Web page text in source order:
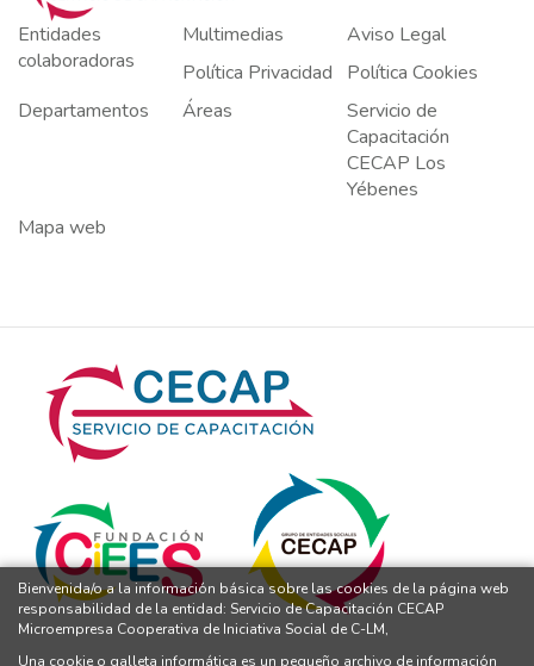
Entidades
colaboradoras
Multimedias
Aviso Legal
Política Privacidad
Política Cookies
Departamentos
Áreas
Servicio de
Capacitación
CECAP Los
Yébenes
Mapa web
Bienvenida/o a la información básica sobre las cookies de la página web
responsabilidad de la entidad: Servicio de Capacitación CECAP
Microempresa Cooperativa de Iniciativa Social de C-LM,
Una cookie o galleta informática es un pequeño archivo de información